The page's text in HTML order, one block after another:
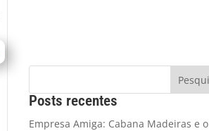
Posts recentes
Empresa Amiga: Cabana Madeiras e o